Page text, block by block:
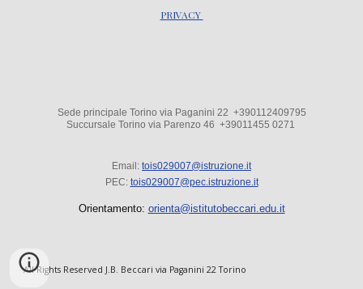
PRIVACY
Sede principale Torino via Paganini 22 +390112409795
Succursale Torino via Parenzo 46 +39011455 0271
Email: tois029007@istruzione.it
PEC: tois029007@pec.istruzione.it
Orientamento: orienta@istitutobeccari.edu.it
All Rights Reserved J.B. Beccari via Paganini 22 Torino